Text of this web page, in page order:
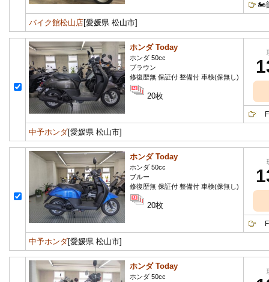
🏍
バイク館松山店[愛媛県 松山市]
ホンダ Today
ホンダ 50cc
ブラウン
修復歴無 保証付 整備付 車検(保無し)
20枚
中予ホンダ[愛媛県 松山市]
ホンダ Today
ホンダ 50cc
ブルー
修復歴無 保証付 整備付 車検(保無し)
20枚
中予ホンダ[愛媛県 松山市]
ホンダ Today
ホンダ 50cc